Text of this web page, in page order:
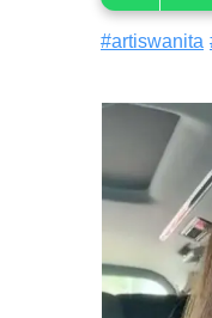
#artiswanita